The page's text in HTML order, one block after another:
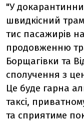
"У
швидкісний
тис пасажирів
продовженню
Борщагівки та
сполучення з
Це буде гарна
таксі,
та сприятиме